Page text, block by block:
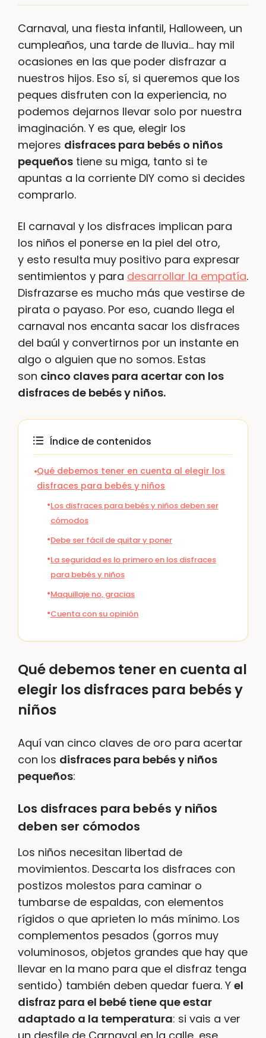
Carnaval, una fiesta infantil, Halloween, un
cumpleaños, una tarde de lluvia… hay mil
ocasiones en las que poder disfrazar a
nuestros hijos. Eso sí, si queremos que los
peques disfruten con la experiencia, no
podemos dejarnos llevar solo por nuestra
imaginación. Y es que, elegir los
mejores disfraces para bebés o niños
pequeños tiene su miga, tanto si te
apuntas a la corriente DIY como si decides
comprarlo.
El carnaval y los disfraces implican para
los niños el ponerse en la piel del otro,
y esto resulta muy positivo para expresar
sentimientos y para desarrollar la empatía.
Disfrazarse es mucho más que vestirse de
pirata o payaso. Por eso, cuando llega el
carnaval nos encanta sacar los disfraces
del baúl y convertirnos por un instante en
algo o alguien que no somos. Estas
son cinco claves para acertar con los
disfraces de bebés y niños.
Índice de contenidos
Qué debemos tener en cuenta al elegir los
disfraces para bebés y niños
Los disfraces para bebés y niños deben ser
cómodos
Debe ser fácil de quitar y poner
La seguridad es lo primero en los disfraces
para bebés y niños
Maquillaje no, gracias
Cuenta con su opinión
Qué debemos tener en cuenta al
elegir los disfraces para bebés y
niños
Aquí van cinco claves de oro para acertar
con los disfraces para bebés y niños
pequeños:
Los disfraces para bebés y niños
deben ser cómodos
Los niños necesitan libertad de
movimientos. Descarta los disfraces con
postizos molestos para caminar o
tumbarse de espaldas, con elementos
rígidos o que aprieten lo más mínimo. Los
complementos pesados (gorros muy
voluminosos, objetos grandes que hay que
llevar en la mano para que el disfraz tenga
sentido) también deben quedar fuera. Y el
disfraz para el bebé tiene que estar
adaptado a la temperatura: si vais a ver